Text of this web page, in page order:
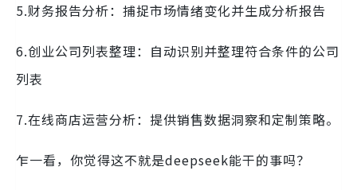
5.财务报告分析：捕捉市场情绪变化并生成分析报告
6.创业公司列表整理：自动识别并整理符合条件的公司
列表
7.在线商店运营分析：提供销售数据洞察和定制策略。
乍一看，你觉得这不就是deepseek能干的事吗？